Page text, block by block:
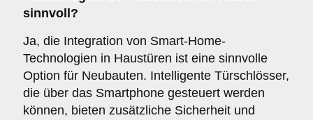
sinnvoll?
Ja, die Integration von Smart-Home-
Technologien in Haustüren ist eine sinnvolle
Option für Neubauten. Intelligente Türschlösser,
die über das Smartphone gesteuert werden
können, bieten zusätzliche Sicherheit und